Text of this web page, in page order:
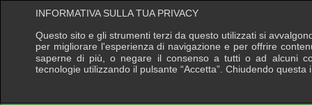
INFORMATIVA SULLA TUA PRIVACY
Questo sito e gli strumenti terzi da questo utilizzati si
per migliorare l'esperienza di navigazione e per offrire
saperne di più, o negare il consenso a tutti o ad alcuni
tecnologie utilizzando il pulsante “Accetta”. Chiudendo